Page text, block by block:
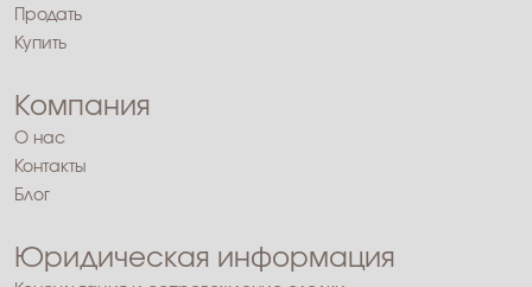
Продать
Купить
Компания
О нас
Контакты
Блог
Юридическая информация